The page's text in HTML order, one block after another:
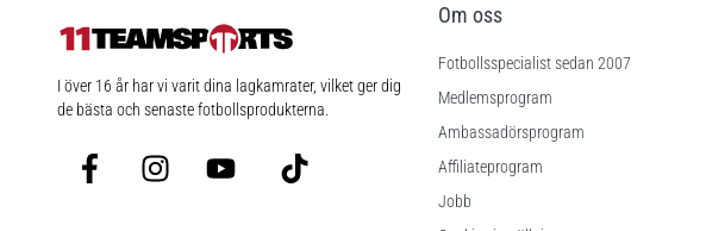
11teamsports.se
I över 16 år har vi varit dina lagkamrater, vilket ger dig
de bästa och senaste fotbollsprodukterna.
FacebookInstagramYouTubeTikTok
Om oss
Fotbollsspecialist sedan 2007
Medlemsprogram
Ambassadörsprogram
Affiliateprogram
Jobb